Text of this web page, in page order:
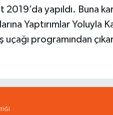
yapıldı. Buna
Yaptırımlar Yoluyla
programından